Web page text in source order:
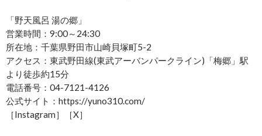
「野天風呂 湯の郷」
営業時間：9:00～24:30
所在地：千葉県野田市山崎貝塚町5-2
アクセス：東武野田線(東武アーバンパークライン)「梅郷」駅
より徒歩約15分
電話番号：04-7121-4126
公式サイト：https://yuno310.com/
［Instagram］［X］